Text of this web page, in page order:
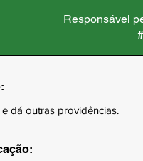
Responsável
#
dá outras providências.